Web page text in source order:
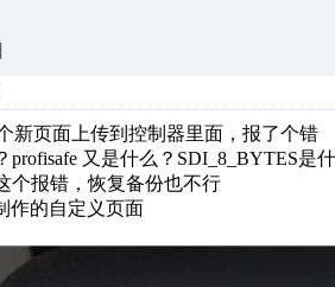
新页面上传到控制器里面，报了个错
又是什么？SDI_8_BYTES是
个报错，恢复备份也不行
作的自定义页面